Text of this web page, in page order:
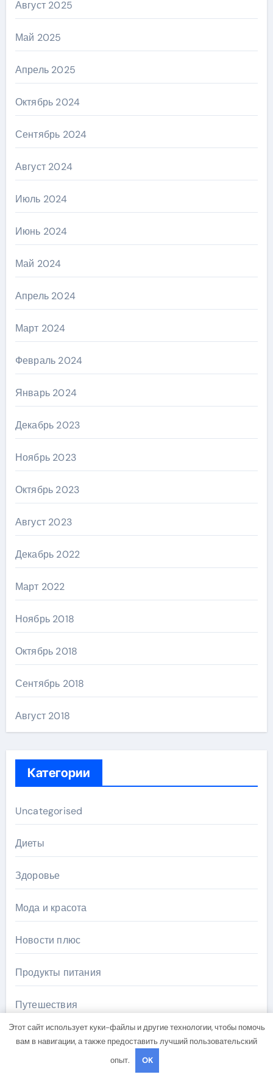
Август 2025
Май 2025
Апрель 2025
Октябрь 2024
Сентябрь 2024
Август 2024
Июль 2024
Июнь 2024
Май 2024
Апрель 2024
Март 2024
Февраль 2024
Январь 2024
Декабрь 2023
Ноябрь 2023
Октябрь 2023
Август 2023
Декабрь 2022
Март 2022
Ноябрь 2018
Октябрь 2018
Сентябрь 2018
Август 2018
Категории
Uncategorised
Диеты
Здоровье
Мода и красота
Новости плюс
Продукты питания
Путешествия
Спорт и йога
Этот сайт использует куки-файлы и другие технологии, чтобы помочь
вам в навигации, а также предоставить лучший пользовательский
опыт.
OK